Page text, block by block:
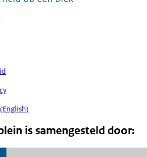
is samengesteld door: